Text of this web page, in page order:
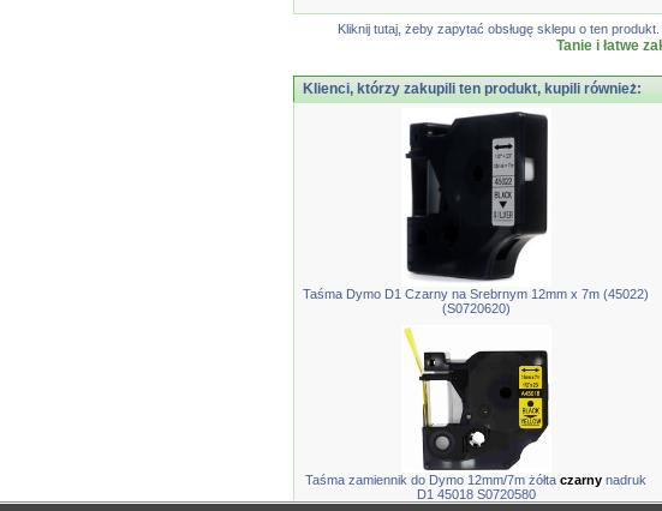
Kliknij tutaj, żeby zapytać obsługę sklepu o ten
Tanie i łatwe
Klienci, którzy zakupili ten produkt, kupili również:
Taśma Dymo D1 Czarny na Srebrnym 12mm x 7m (45022)
(S0720620)
Taśma zamiennik do Dymo 12mm/7m żółta czarny nadruk
D1 45018 S0720580